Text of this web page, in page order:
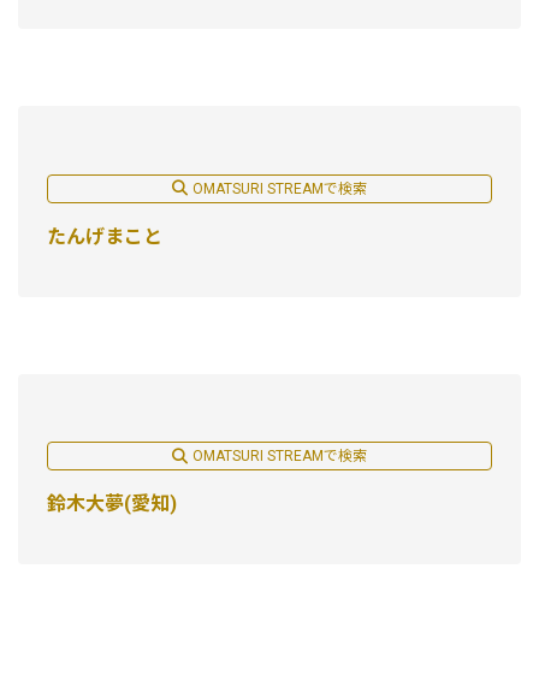
OMATSURI STREAMで検索
たんげまこと
OMATSURI STREAMで検索
鈴木大夢(愛知)